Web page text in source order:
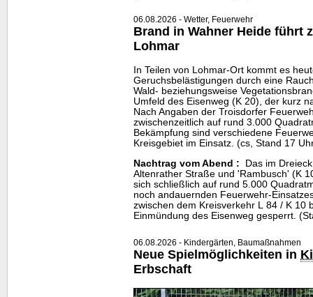
06.08.2026 - Wetter, Feuerwehr
Brand in Wahner Heide führt
Lohmar
In Teilen von Lohmar-Ort kommt es
Geruchsbelästigungen durch eine
Wald- beziehungsweise
Umfeld des Eisenweg (K 20), der kurz
Nach Angaben der Troisdorfer
zwischenzeitlich auf rund 3.000
Bekämpfung sind verschiedene
Kreisgebiet im Einsatz. (cs, Stand 17
Nachtrag vom Abend : Das im
Altenrather Straße und 'Rambusch' (K
sich schließlich auf rund 5.000
noch andauernden Feuerwehr-
zwischen dem Kreisverkehr L 84 / K 10
Einmündung des Eisenweg gesperrt.
06.08.2026 - Kindergärten, Baumaßnahmen
Neue Spielmöglichkeiten in
Erbschaft